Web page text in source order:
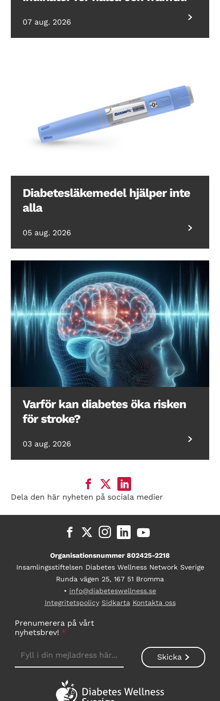
07 aug. 2026
Diabetesläkemedel hjälper inte
alla
05 aug. 2026
Varför kan diabetes öka risken
för stroke?
03 aug. 2026
Dela den här nyheten på sociala medier
Organisationsnummer 802425-2218
Insamlingsstiftelsen Diabetes Wellness Network Sverige
Runda vägen 25, 167 51 Bromma
• info@diabeteswellness.se
Integritetspolicy Sidkarta Kontakta oss
Prenumerera på vårt
nyhetsbrev! *